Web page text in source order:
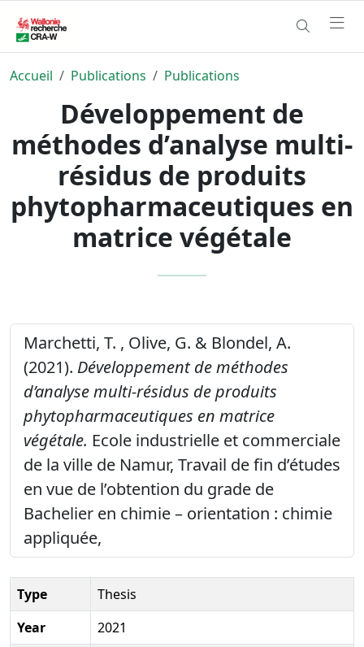
Accueil Publications Publications
Développement de
méthodes d’analyse multi-
résidus de produits
phytopharmaceutiques en
matrice végétale
Marchetti, T. , Olive, G. & Blondel, A.
(2021). Développement de méthodes
d’analyse multi-résidus de produits
phytopharmaceutiques en matrice
végétale. Ecole industrielle et commerciale
de la ville de Namur, Travail de fin d’études
en vue de l’obtention du grade de
Bachelier en chimie – orientation : chimie
appliquée,
Type
Thesis
Year
2021